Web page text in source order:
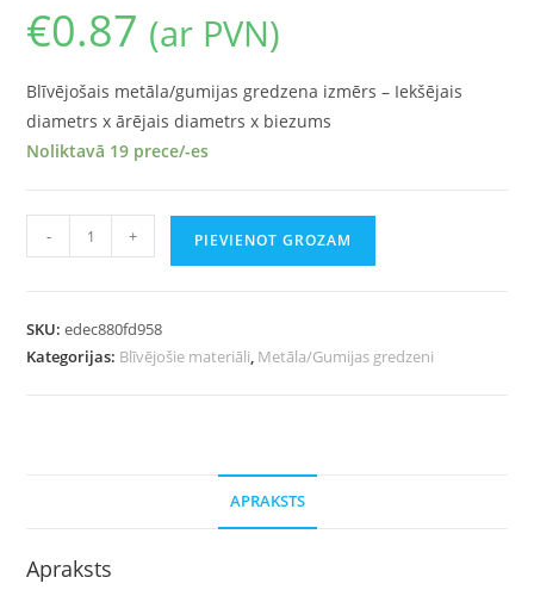
€0.87 (ar PVN)
Blīvējošais metāla/gumijas gredzena izmērs – Iekšējais
diametrs x ārējais diametrs x biezums
Noliktavā 19 prece/-es
- + PIEVIENOT GROZAM
SKU:edec880fd958
Kategorijas: Blīvējošie materiāli, Metāla/Gumijas gredzeni
APRAKSTS
Apraksts